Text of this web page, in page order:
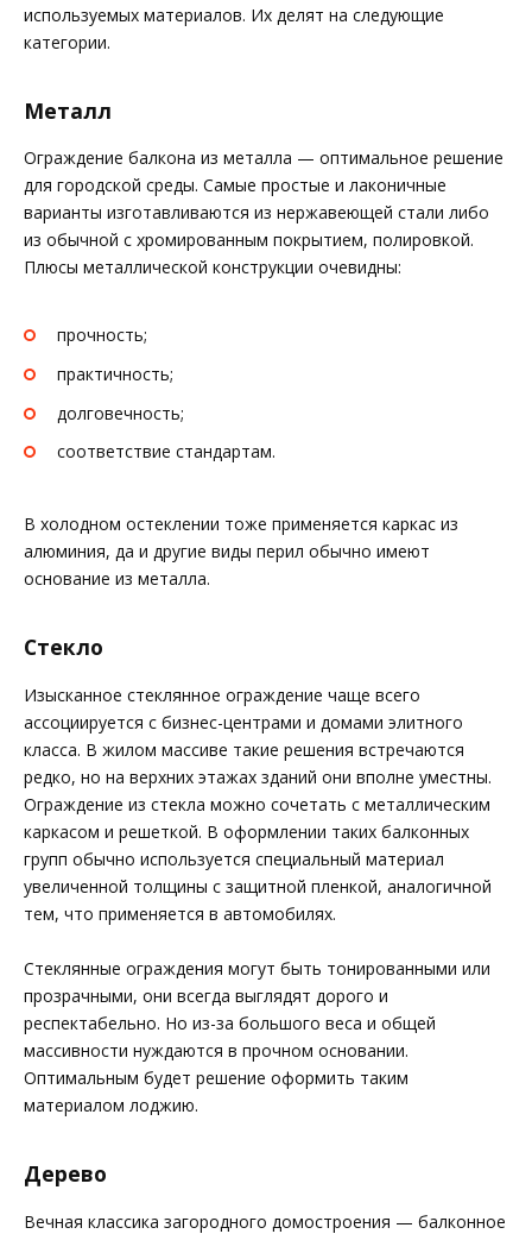
используемых материалов. Их делят на следующие
категории.
Металл
Ограждение балкона из металла — оптимальное решение
для городской среды. Самые простые и лаконичные
варианты изготавливаются из нержавеющей стали либо
из обычной с хромированным покрытием, полировкой.
Плюсы металлической конструкции очевидны:
прочность;
практичность;
долговечность;
соответствие стандартам.
В холодном остеклении тоже применяется каркас из
алюминия, да и другие виды перил обычно имеют
основание из металла.
Стекло
Изысканное стеклянное ограждение чаще всего
ассоциируется с бизнес-центрами и домами элитного
класса. В жилом массиве такие решения встречаются
редко, но на верхних этажах зданий они вполне уместны.
Ограждение из стекла можно сочетать с металлическим
каркасом и решеткой. В оформлении таких балконных
групп обычно используется специальный материал
увеличенной толщины с защитной пленкой, аналогичной
тем, что применяется в автомобилях.
Стеклянные ограждения могут быть тонированными или
прозрачными, они всегда выглядят дорого и
респектабельно. Но из-за большого веса и общей
массивности нуждаются в прочном основании.
Оптимальным будет решение оформить таким
материалом лоджию.
Дерево
Вечная классика загородного домостроения — балконное